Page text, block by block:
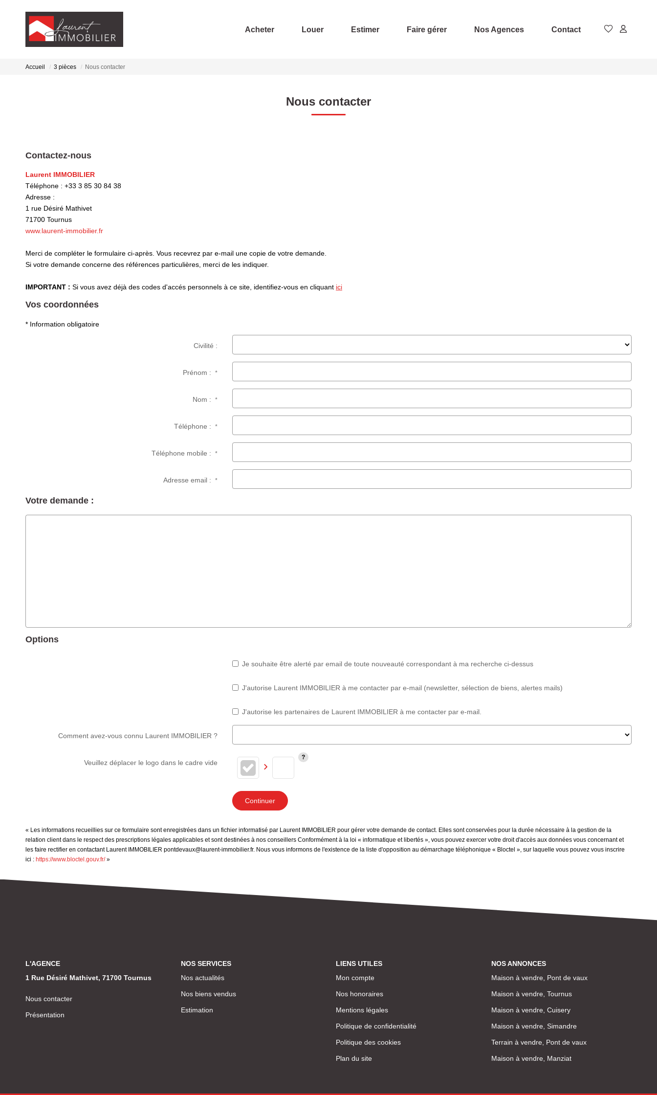
Acheter Louer Estimer Faire gérer Nos Agences Contact
Accueil 3 pièces Nous contacter
Nous contacter
Contactez-nous
Laurent IMMOBILIER
Téléphone : +33 3 85 30 84 38
Adresse :
1 rue Désiré Mathivet
71700 Tournus
www.laurent-immobilier.fr
Merci de compléter le formulaire ci-après. Vous recevrez par e-mail une copie de votre demande.
Si votre demande concerne des références particulières, merci de les indiquer.
IMPORTANT : Si vous avez déjà des codes d'accés personnels à ce site, identifiez-vous en cliquant ici
Vos coordonnées
* Information obligatoire
Civilité :
Prénom :*
Nom :*
Téléphone :*
Téléphone mobile :*
Adresse email :*
Votre demande :
Options
Je souhaite être alerté par email de toute nouveauté correspondant à ma recherche ci-dessus
J'autorise Laurent IMMOBILIER à me contacter par e-mail (newsletter, sélection de biens, alertes mails)
J'autorise les partenaires de Laurent IMMOBILIER à me contacter par e-mail.
Comment avez-vous connu Laurent IMMOBILIER ?
Veuillez déplacer le logo dans le cadre vide
Continuer
« Les informations recueillies sur ce formulaire sont enregistrées dans un fichier informatisé par Laurent IMMOBILIER pour gérer votre demande de contact. Elles sont conservées pour la durée nécessaire à la gestion de la
relation client dans le respect des prescriptions légales applicables et sont destinées à nos conseillers Conformément à la loi « informatique et libertés », vous pouvez exercer votre droit d'accès aux données vous concernant et
les faire rectifier en contactant Laurent IMMOBILIER pontdevaux@laurent-immobilier.fr. Nous vous informons de l'existence de la liste d'opposition au démarchage téléphonique « Bloctel », sur laquelle vous pouvez vous inscrire
ici : https://www.bloctel.gouv.fr/»
L'AGENCE
1 Rue Désiré Mathivet, 71700 Tournus
Nous contacter
Présentation
NOS SERVICES
Nos actualités
Nos biens vendus
Estimation
LIENS UTILES
Mon compte
Nos honoraires
Mentions légales
Politique de confidentialité
Politique des cookies
Plan du site
NOS ANNONCES
Maison à vendre, Pont de vaux
Maison à vendre, Tournus
Maison à vendre, Cuisery
Maison à vendre, Simandre
Terrain à vendre, Pont de vaux
Maison à vendre, Manziat